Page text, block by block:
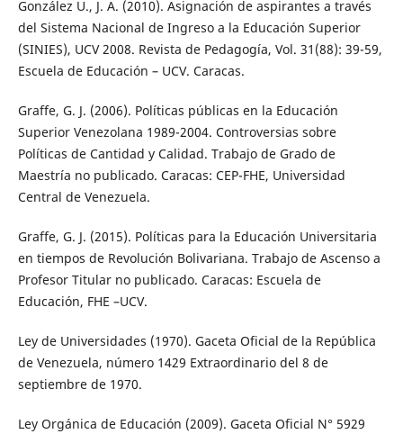
González U., J. A. (2010). Asignación de aspirantes a través
del Sistema Nacional de Ingreso a la Educación Superior
(SINIES), UCV 2008. Revista de Pedagogía, Vol. 31(88): 39-59,
Escuela de Educación – UCV. Caracas.
Graffe, G. J. (2006). Políticas públicas en la Educación
Superior Venezolana 1989-2004. Controversias sobre
Políticas de Cantidad y Calidad. Trabajo de Grado de
Maestría no publicado. Caracas: CEP-FHE, Universidad
Central de Venezuela.
Graffe, G. J. (2015). Políticas para la Educación Universitaria
en tiempos de Revolución Bolivariana. Trabajo de Ascenso a
Profesor Titular no publicado. Caracas: Escuela de
Educación, FHE –UCV.
Ley de Universidades (1970). Gaceta Oficial de la República
de Venezuela, número 1429 Extraordinario del 8 de
septiembre de 1970.
Ley Orgánica de Educación (2009). Gaceta Oficial N° 5929